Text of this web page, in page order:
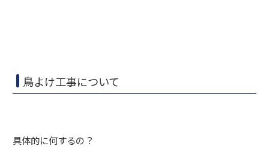
鳥よけ工事について
具体的に何するの？